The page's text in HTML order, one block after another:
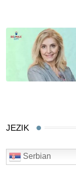
JEZIK
Serbian